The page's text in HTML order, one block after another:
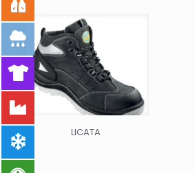
LICATA